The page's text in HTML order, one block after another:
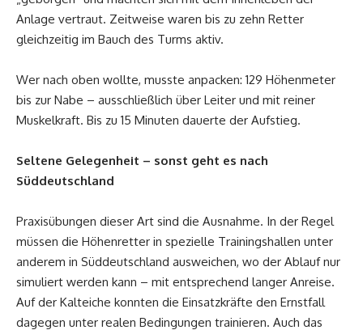
Anlage vertraut. Zeitweise waren bis zu zehn Retter
gleichzeitig im Bauch des Turms aktiv.
Wer nach oben wollte, musste anpacken: 129 Höhenmeter
bis zur Nabe – ausschließlich über Leiter und mit reiner
Muskelkraft. Bis zu 15 Minuten dauerte der Aufstieg.
Seltene Gelegenheit – sonst geht es nach
Süddeutschland
Praxisübungen dieser Art sind die Ausnahme. In der Regel
müssen die Höhenretter in spezielle Trainingshallen unter
anderem in Süddeutschland ausweichen, wo der Ablauf nur
simuliert werden kann – mit entsprechend langer Anreise.
Auf der Kalteiche konnten die Einsatzkräfte den Ernstfall
dagegen unter realen Bedingungen trainieren. Auch das